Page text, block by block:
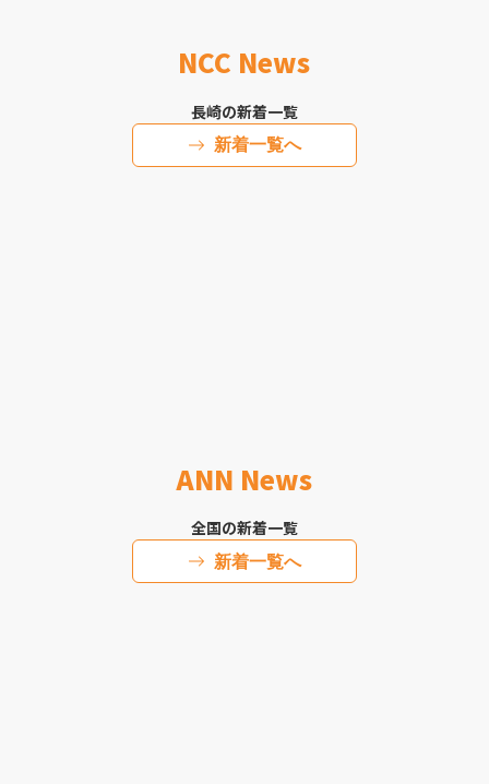
NCC News
長崎の新着一覧
新着一覧へ
ANN News
全国の新着一覧
新着一覧へ